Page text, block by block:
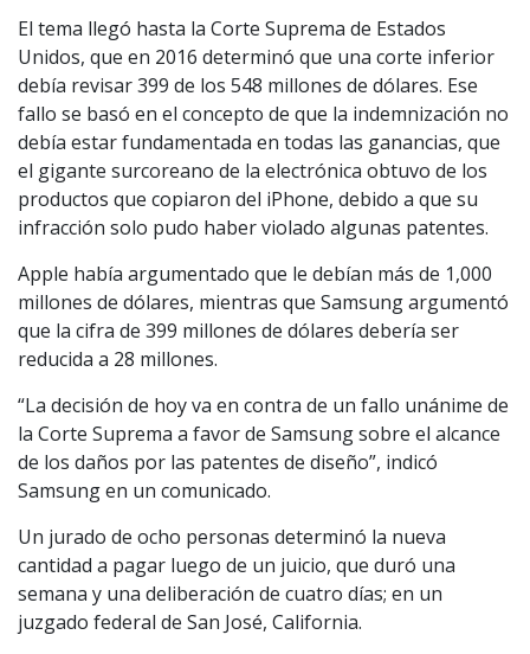
El tema llegó hasta la Corte Suprema de Estados
Unidos, que en 2016 determinó que una corte inferior
debía revisar 399 de los 548 millones de dólares. Ese
fallo se basó en el concepto de que la indemnización no
debía estar fundamentada en todas las ganancias, que
el gigante surcoreano de la electrónica obtuvo de los
productos que copiaron del iPhone, debido a que su
infracción solo pudo haber violado algunas patentes.
Apple había argumentado que le debían más de 1,000
millones de dólares, mientras que Samsung argumentó
que la cifra de 399 millones de dólares debería ser
reducida a 28 millones.
“La decisión de hoy va en contra de un fallo unánime de
la Corte Suprema a favor de Samsung sobre el alcance
de los daños por las patentes de diseño”, indicó
Samsung en un comunicado.
Un jurado de ocho personas determinó la nueva
cantidad a pagar luego de un juicio, que duró una
semana y una deliberación de cuatro días; en un
juzgado federal de San José, California.